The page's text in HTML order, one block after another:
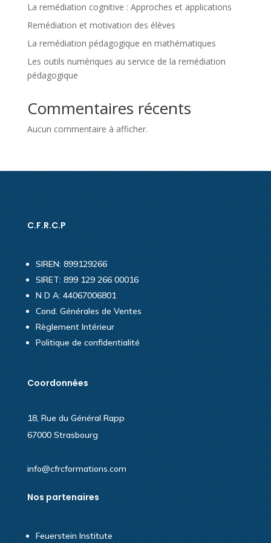
La remédiation cognitive : Approches et applications
Remédiation et motivation des élèves
La remédiation pédagogique en mathématiques
Les outils numériques au service de la remédiation
pédagogique
Commentaires récents
Aucun commentaire à afficher.
C.F.R.C.P
SIREN: 899129266
SIRET: 899 129 266 00016
N D A: 44067006801
Cond. Générales de Ventes
Règlement Intérieur
Politique de confidentialité
Coordonnées
18, Rue du Général Rapp
67000 Strasbourg
info@cfrcformations.com
Nos partenaires
Feuerstein Institute